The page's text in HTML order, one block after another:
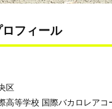
フィール
区
高等学校 国際バカロレアコ